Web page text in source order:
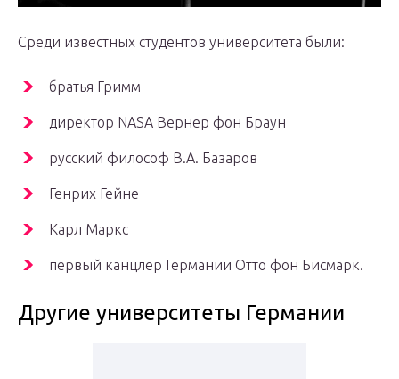
Среди известных студентов университета были:
братья Гримм
директор NASA Вернер фон Браун
русский философ В.А. Базаров
Генрих Гейне
Карл Маркс
первый канцлер Германии Отто фон Бисмарк.
Другие университеты Германии